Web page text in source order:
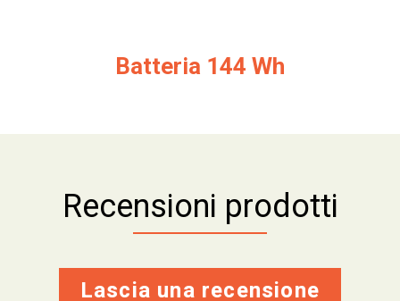
Batteria 144 Wh
Recensioni prodotti
Lascia una recensione